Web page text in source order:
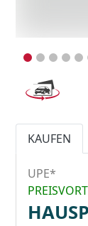
KAUFEN
UPE*